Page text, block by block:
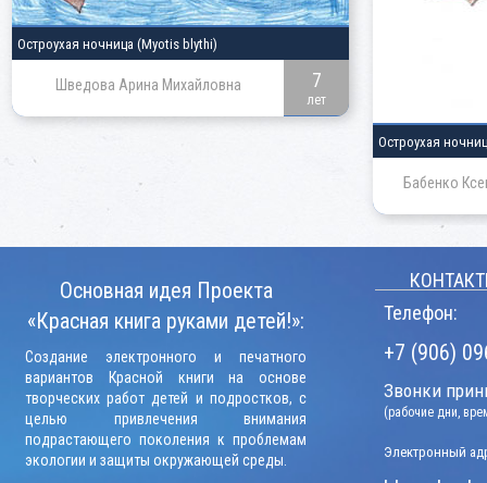
Остроухая ночница (Myotis blythi)
Шведова Арина Михайловна 7
лет
Остроухая
Бабенко
Основная идея Проекта
«Красная книга руками детей!»:
Создание электронного и печатного
вариантов Красной книги на основе
творческих работ детей и подростков, с
целью привлечения внимания
подрастающего поколения к проблемам
экологии и защиты окружающей среды.
Телефон:
+7 (906)
Звонки
(рабочие дни,
Электронный